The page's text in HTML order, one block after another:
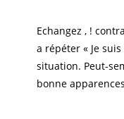
Echangez , !
a répéter « Je
situation. Peut-
bonne